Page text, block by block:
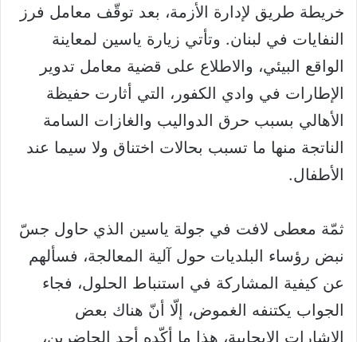
خريطة طريق لإدارة الأزمة، بعد توقّف معامل فرز
النفايات في لبنان. وتأتي زيارة ياسين لمعاينة
الواقع البيئي، والاطلاع على قضية معامل تدوير
الإطارات في وادي الكفور، التي أثارت حفيظة
الأهالي بسبب حرق الدواليب والغازات السامة
الناتجة منها ما تسبب بحالات اختناق ولا سيما عند
الأطفال.
ثمّة معطى لافت في جولة ياسين الذي حاول جسّ
نبض رؤساء البلديات حول آلية المعالجة، فسألهم
عن كيفية المشاركة في استنباط الحلول، فجاء
الجواب يكتنفه الغموض، إلّا أنّ هناك بعض
الإشارات الإيجابية، هذا ما أكّده أحد الحاضرين،